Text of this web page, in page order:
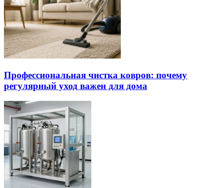
Профессиональная чистка ковров: почему
регулярный уход важен для дома